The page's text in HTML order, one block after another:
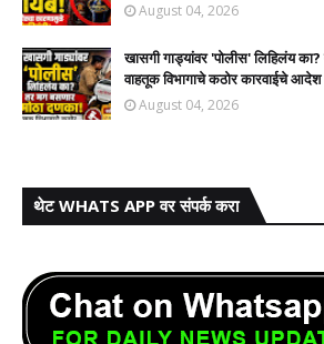
August 04, 2026
खासगी गाड्यांवर 'पोलीस' लिहिलंय
वाहतूक विभागाचे कठोर कारवाईचे आदेश
August 04, 2026
थेट WHATS APP वर संपर्क करा